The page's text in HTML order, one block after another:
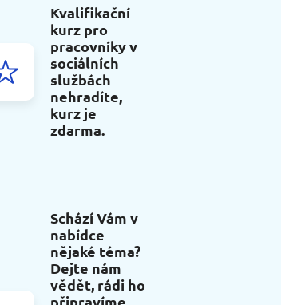
Kvalifikační
kurz pro
pracovníky v
sociálních
službách
nehradíte,
kurz je
zdarma.
Schází Vám v
nabídce
nějaké téma?
Dejte nám
vědět, rádi ho
připravíme